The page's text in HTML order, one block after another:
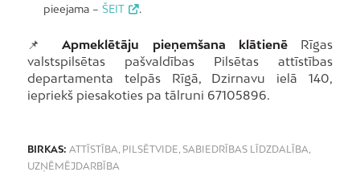
pieejama – ŠEIT .
📌Apmeklētāju pieņemšana klātienē Rīgas
valstspilsētas pašvaldības Pilsētas attīstības
departamenta telpās Rīgā, Dzirnavu ielā 140,
iepriekš piesakoties pa tālruni 67105896.
BIRKAS: ATTĪSTĪBA, PILSĒTVIDE, SABIEDRĪBAS LĪDZDALĪBA,
UZŅĒMĒJDARBĪBA